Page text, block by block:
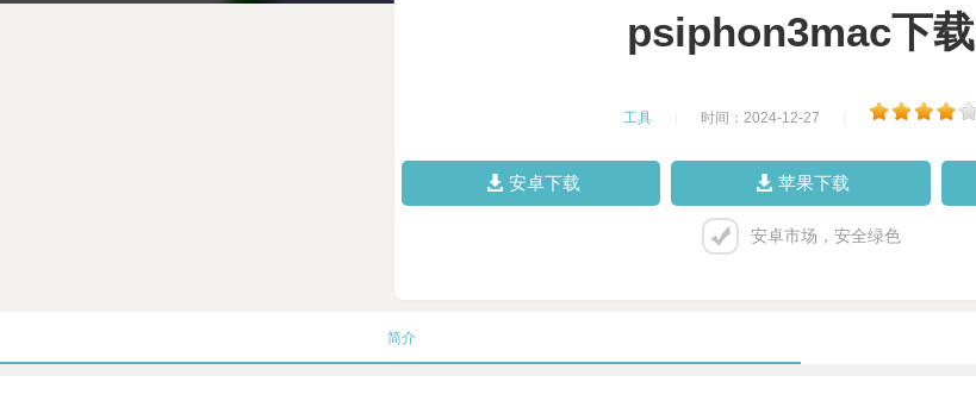
psiphon3mac下载
工具 时间：2024-12-27
安卓下载 苹果下载
安卓市场，安全绿色
简介